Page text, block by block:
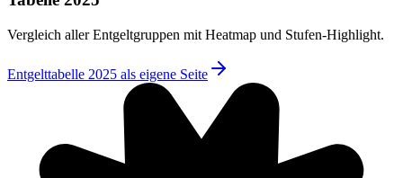
Vergleich aller Entgeltgruppen mit Heatmap und Stufen-Highlight.
Entgelttabelle 2025 als eigene Seite